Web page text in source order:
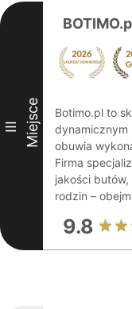
III Miejsce
Botimo.pl to
dynamicznym
obuwia
Firma
jakości
rodzin –
9.8